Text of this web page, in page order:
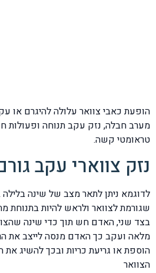
הופעת כאבי צוואר עלולה להיגרם או
מערב חבלה, נזק עקב תנוחה ופעולות
טראומטי קשה.
נזק צווארי עקב
לדוגמא ניתן לתאר מצב של שינה בלילה
שגורמת לצוואר ולראש להיות בתנוחת
בצד שני, האדם חש תוך כדי שינה
מלאה ועקב כך האדם מנסה לייצב את
הוספת או גריעת כריות ובכך להשיג את
הצוואר